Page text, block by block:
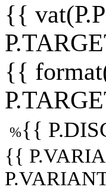
{{
{{
%{{
{{